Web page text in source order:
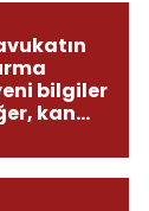
bilgiler
kan